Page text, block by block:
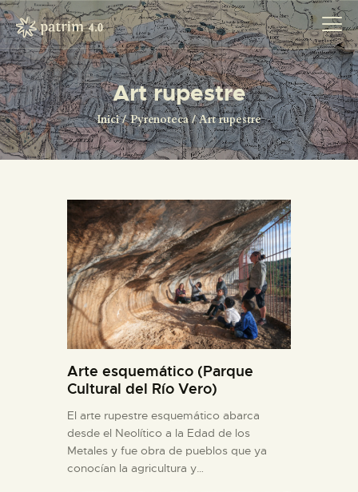
Art rupestre
Inici Pyrenoteca Art rupestre
INICI
PYRENOTECA 4.0
LA XARXA
CONTACTE
PROJECTES
Arte esquemático (Parque
Cultural del Río Vero)
El arte rupestre esquemático abarca
desde el Neolítico a la Edad de los
Metales y fue obra de pueblos que ya
conocían la agricultura y…